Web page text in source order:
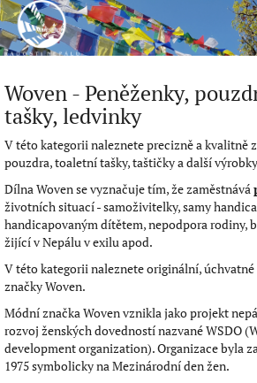
Přejít
na
obsah
Woven - Peněženky,
tašky, ledvinky
V této kategorii naleznete precizně a kvalitně
pouzdra, toaletní tašky, taštičky a další
Dílna Woven se vyznačuje tím, že zaměstnává
životních situací - samoživitelky, samy
handicapovaným dítětem, nepodpora rodiny,
žijící v Nepálu v exilu apod.
V této kategorii naleznete originální,
značky Woven.
Módní značka Woven vznikla jako projekt
rozvoj ženských dovedností nazvané WSDO
development organization). Organizace byla
1975 symbolicky na Mezinárodní den žen.